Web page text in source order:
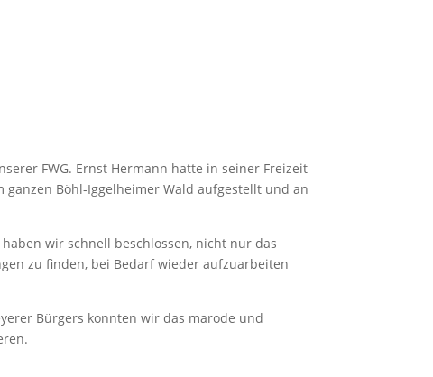
FWG. Ernst Hermann hatte in seiner Freizeit
Böhl-Iggelheimer Wald aufgestellt und an
wir schnell beschlossen, nicht nur das
zu finden, bei Bedarf wieder aufzuarbeiten
Bürgers konnten wir das marode und